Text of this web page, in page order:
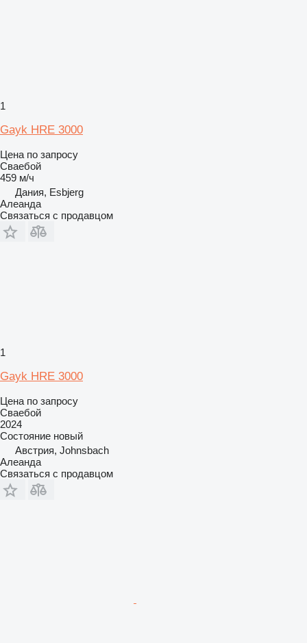
1
Gayk HRE 3000
Цена по запросу
Сваебой
459 м/ч
Дания, Esbjerg
Алеанда
Связаться с продавцом
1
Gayk HRE 3000
Цена по запросу
Сваебой
2024
Состояние новый
Австрия, Johnsbach
Алеанда
Связаться с продавцом